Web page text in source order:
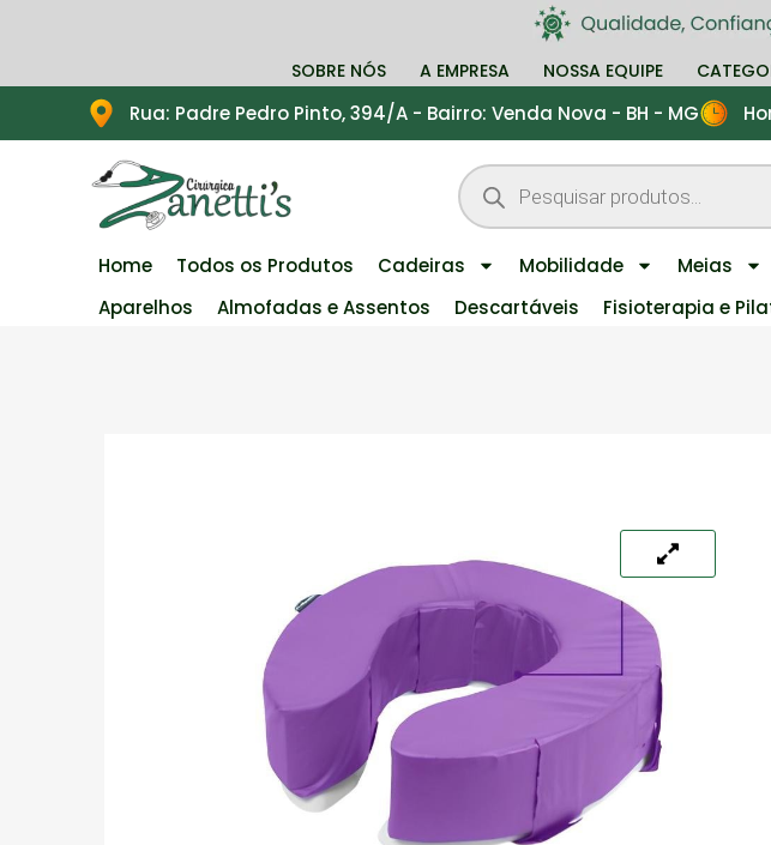
SOBRE NÓS A EMPRESA NOSSA EQUIPE
Rua: Padre Pedro Pinto, 394/A - Bairro: Venda Nova - BH - MG
Home Todos os Produtos Cadeiras Mobilidade Meias
Aparelhos
Almofadas e Assentos Descartáveis Fisioterapia e